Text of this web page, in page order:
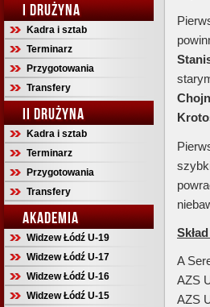
I DRUŻYNA
Kadra i sztab
Terminarz
Przygotowania
Transfery
II DRUŻYNA
Kadra i sztab
Terminarz
Przygotowania
Transfery
AKADEMIA
Widzew Łódź U-19
Widzew Łódź U-17
Widzew Łódź U-16
Widzew Łódź U-15
A
AZS
AZS